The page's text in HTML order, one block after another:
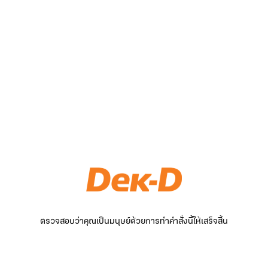
ตรวจสอบว่าคุณเป็นมนุษย์ด้วยการทำคำสั่งนี้ให้เสร็จสิ้น